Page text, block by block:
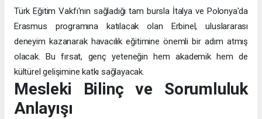
Türk Eğitim Vakfı'nın sağladığı tam bursla İtalya ve Polonya'da
Erasmus programına katılacak olan Erbinel, uluslararası
deneyim kazanarak havacılık eğitimine önemli bir adım atmış
olacak. Bu fırsat, genç yeteneğin hem akademik hem de
kültürel gelişimine katkı sağlayacak.
Mesleki Bilinç ve Sorumluluk
Anlayışı